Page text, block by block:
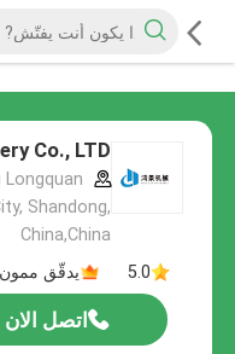
Co., LTD
Longquan
Shandong,
China,China
5.0
يدقّق ممون
اتصل الان